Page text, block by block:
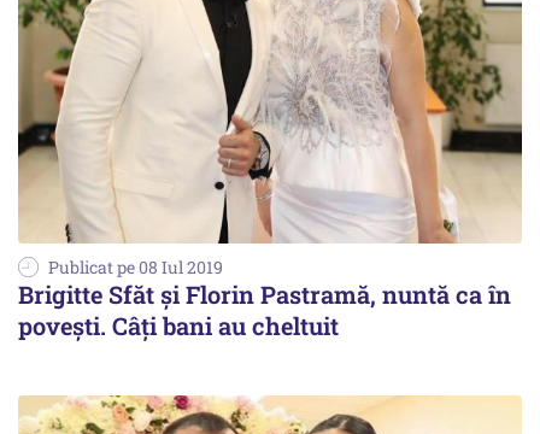
Publicat pe 08 Iul 2019
Brigitte Sfăt şi Florin Pastramă, nuntă ca în
poveşti. Câţi bani au cheltuit